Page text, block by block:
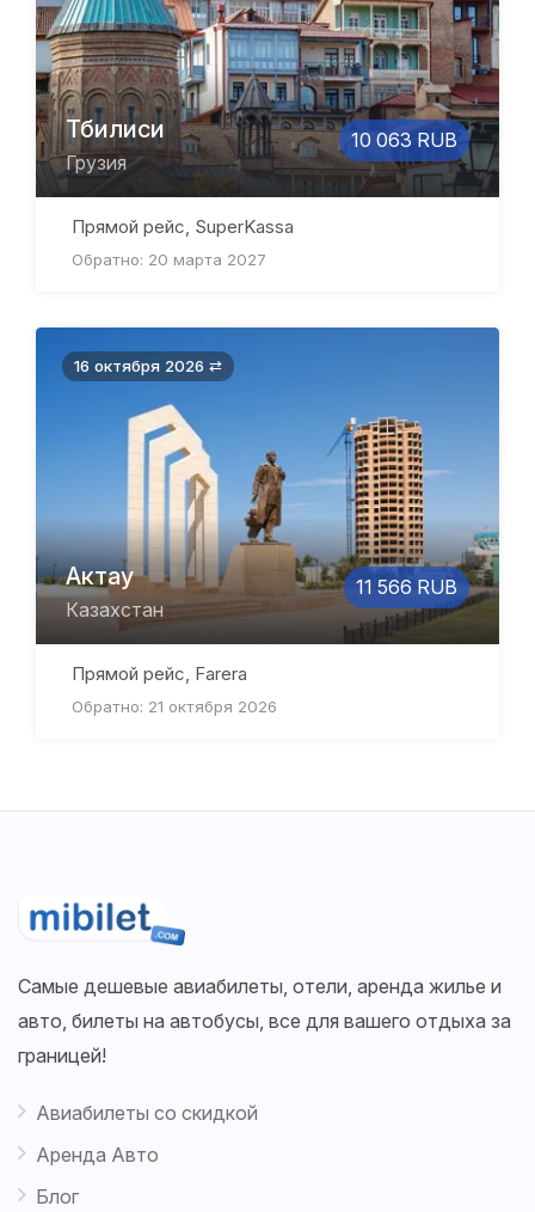
Тбилиси
Грузия
10 063 RUB
Прямой рейс, SuperKassa
Обратно: 20 марта 2027
16 октября 2026 ⇄
Актау
Казахстан
11 566 RUB
Прямой рейс, Farera
Обратно: 21 октября 2026
Самые дешевые авиабилеты, отели, аренда жилье и
авто, билеты на автобусы, все для вашего отдыха за
границей!
Авиабилеты со скидкой
Аренда Авто
Блог